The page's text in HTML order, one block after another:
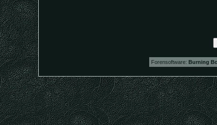
Forensoftware: Burning